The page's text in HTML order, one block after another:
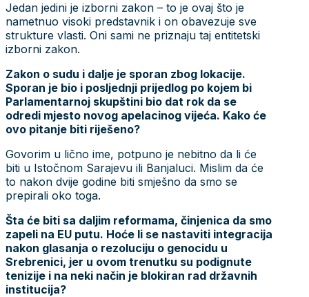
Jedan jedini je izborni zakon – to je ovaj što je
nametnuo visoki predstavnik i on obavezuje sve
strukture vlasti. Oni sami ne priznaju taj entitetski
izborni zakon.
Zakon o sudu i dalje je sporan zbog lokacije.
Sporan je bio i posljednji prijedlog po kojem bi
Parlamentarnoj skupštini bio dat rok da se
odredi mjesto novog apelacinog vijeća. Kako će
ovo pitanje biti riješeno?
Govorim u lično ime, potpuno je nebitno da li će
biti u Istočnom Sarajevu ili Banjaluci. Mislim da će
to nakon dvije godine biti smješno da smo se
prepirali oko toga.
Šta će biti sa daljim reformama, činjenica da smo
zapeli na EU putu. Hoće li se nastaviti integracija
nakon glasanja o rezoluciju o genocidu u
Srebrenici, jer u ovom trenutku su podignute
tenizije i na neki način je blokiran rad državnih
institucija?